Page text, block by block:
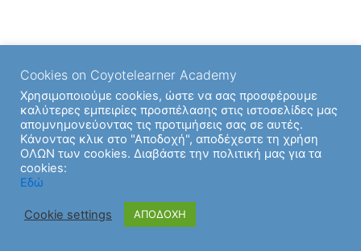
Cookies on Coyotelearner Academy
Χρησιμοποιούμε cookies, ώστε να σας προσφέρουμε
καλύτερες εμπειρίες προσπέλασης στις ιστοσελίδες μας
απομνημονεύοντας τις προτιμήσεις σας σε αυτές.
Κάνοντας κλικ στο "Αποδοχή", αποδέχεστε τη χρήση
ΟΛΩΝ των cookies. Διαβάστε την πολιτική μας για τα
cookies:
Εδώ
Cookie settings ΑΠΟΔΟΧΗ